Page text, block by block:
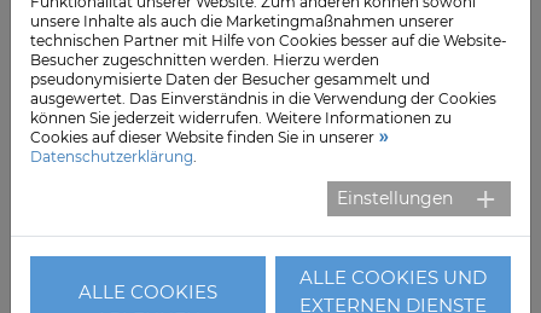
Neugeborenen, aber auch bei Alltagsproblemen oder
Herzensangelegenheiten mit wertvollen Tipps zur Seite
zu stehen.
10 Schritte zur babyfreundlichen Einrichtung
Das „Babyfriendly Hospital“ ist eine weltweite Initiative
der Weltgesundheitsorganisation WHO und dem
Kinderhilfswerk UNICEF. Zehn umfassende Schritte
müssen auf dem Weg zur zertifizierten Klinik erfüllt
werden.
unsere Inhalte als auch die Marketingmaßnahmen unserer
technischen Partner mit Hilfe von Cookies besser auf die Website-
Besucher zugeschnitten werden. Hierzu werden
pseudonymisierte Daten der Besucher gesammelt und
ausgewertet. Das Einverständnis in die Verwendung der Cookies
können Sie jederzeit widerrufen. Weitere Informationen zu
Cookies auf dieser Website finden Sie in unserer
Datenschutzerklärung.
Einstellungen
ALLE COOKIES
ALLE COOKIES UND
EXTERNEN DIENSTE